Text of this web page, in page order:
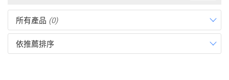
所有產品 (0)
依推薦排序